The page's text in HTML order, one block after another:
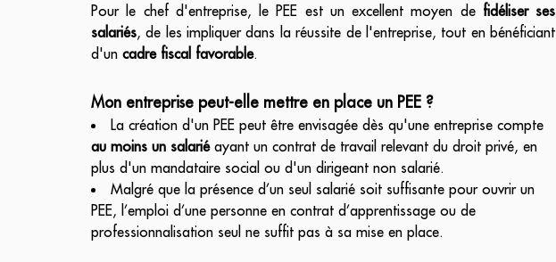
Pour le chef d'entreprise, le PEE est un excellent moyen de fidéliser ses
salariés, de les impliquer dans la réussite de l'entreprise, tout en bénéficiant
d'un cadre fiscal favorable.
Mon entreprise peut-elle mettre en place un PEE ?
La création d'un PEE peut être envisagée dès qu'une entreprise compte
au moins un salariéayant un contrat de travail relevant du droit privé, en
plus d'un mandataire social ou d'un dirigeant non salarié.
Malgré que la présence d’un seul salarié soit suffisante pour ouvrir un
PEE, l’emploi d’une personne en contrat d’apprentissage ou de
professionnalisation seul ne suffit pas à sa mise en place.